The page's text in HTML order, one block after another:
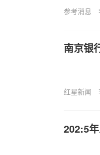
参考消息
南京银
红星新闻
202:5